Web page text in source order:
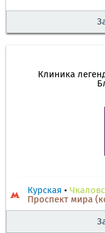
Клиника
Курская •
Проспект мира